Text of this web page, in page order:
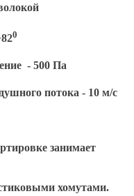
0
- 500 Па
потока - 10 м/с
занимает
хомутами.